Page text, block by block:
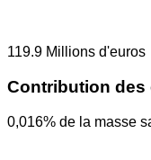
119.9 Millions d'euros
Contribution des
0,016% de la masse